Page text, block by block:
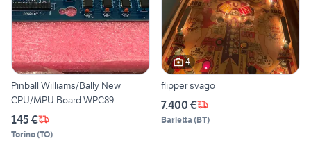
Pinball Williams/Bally New
CPU/MPU Board WPC89
145 €
Torino(TO)
4
flipper svago
7.400 €
Barletta (BT)